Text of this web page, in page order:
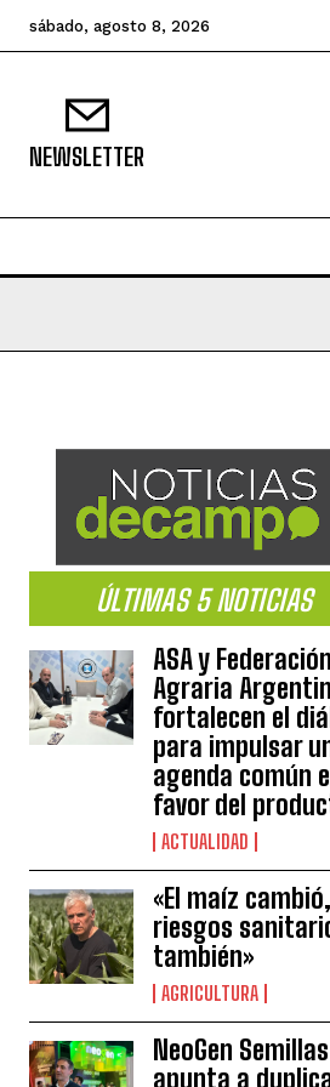
sábado, agosto 8, 2026
NEWSLETTER
ÚLTIMAS 5 NOTICIAS
ASA y Federación
Agraria
fortalecen el
para impulsar
agenda común
favor del
ACTUALIDAD
«El maíz
riesgos
también»
AGRICULTURA
NeoGen Semillas
apunta a